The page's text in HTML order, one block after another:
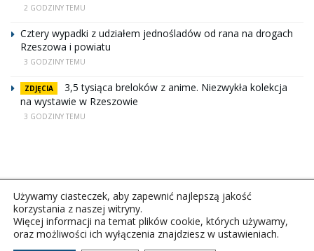
2 GODZINY TEMU
Cztery wypadki z udziałem jednośladów od rana na drogach
Rzeszowa i powiatu
3 GODZINY TEMU
ZDJĘCIA
3,5 tysiąca breloków z anime. Niezwykła kolekcja
na wystawie w Rzeszowie
3 GODZINY TEMU
Copyright © 2026Polskie Radio Rzeszów S.A. w likwidacj.
Używamy ciasteczek, aby zapewnić najlepszą jakość
korzystania z naszej witryny.
Więcej informacji na temat plików cookie, których używamy,
oraz możliwości ich wyłączenia znajdziesz w ustawieniach.